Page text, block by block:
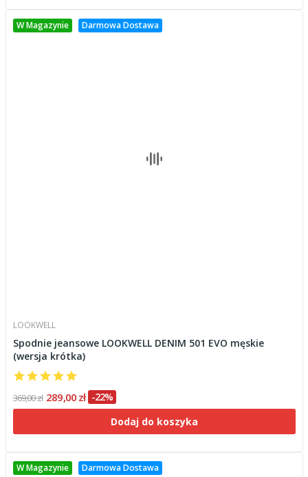
W Magazynie Darmowa Dostawa
LOOKWELL
Spodnie jeansowe LOOKWELL DENIM 501 EVO męskie
(wersja krótka)
369,00 zł 289,00 zł -22%
Dodaj do koszyka
W Magazynie Darmowa Dostawa